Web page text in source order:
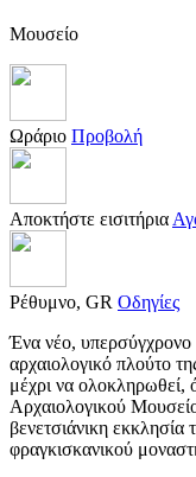
Μουσείο
Ωράριο Προβολή
Αποκτήστε εισιτήρια
Ρέθυμνο, GR Οδηγίες
Ένα νέο, υπερσύγχρονο
αρχαιολογικό πλούτο
μέχρι να ολοκληρωθεί,
Αρχαιολογικού
βενετσιάνικη
φραγκισκανικού